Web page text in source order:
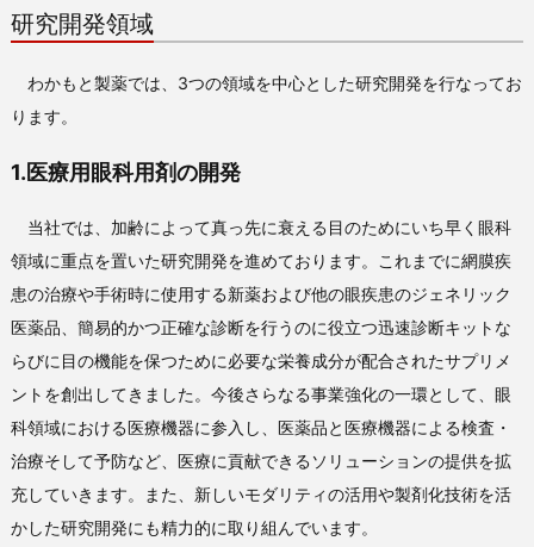
研究開発領域
わかもと製薬では、3つの領域を中心とした研究開発を行なってお
ります。
1.医療用眼科用剤の開発
当社では、加齢によって真っ先に衰える目のためにいち早く眼科
領域に重点を置いた研究開発を進めております。これまでに網膜疾
患の治療や手術時に使用する新薬および他の眼疾患のジェネリック
医薬品、簡易的かつ正確な診断を行うのに役立つ迅速診断キットな
らびに目の機能を保つために必要な栄養成分が配合されたサプリメ
ントを創出してきました。今後さらなる事業強化の一環として、眼
科領域における医療機器に参入し、医薬品と医療機器による検査・
治療そして予防など、医療に貢献できるソリューションの提供を拡
充していきます。また、新しいモダリティの活用や製剤化技術を活
かした研究開発にも精力的に取り組んでいます。